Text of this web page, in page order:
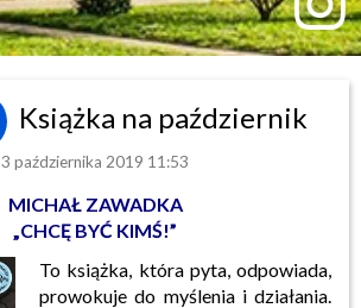
Książka na październik
3 października 2019 11:53
MICHAŁ ZAWADKA
„CHCĘ BYĆ KIMŚ!”
To książka, która pyta, odpowiada,
prowokuje do myślenia i działania.